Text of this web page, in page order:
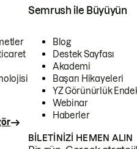
Semrush ile Büyüyün
Blog
Destek Sayfası
Akademi
Başarı Hikayeleri
YZ Görünürlük
Webinar
Haberler
BILETINIZI HEMEN ALIN